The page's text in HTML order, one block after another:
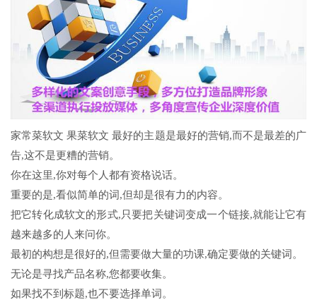
家常菜软文 果菜软文 最好的主题是最好的营销,而不是最差的广
告,这不是更糟的营销。
你在这里,你对每个人都有资格说话。
重要的是,看似简单的词,但却是很有力的内容。
把它转化成软文的形式,只要把关键词变成一个链接,就能让它有
越来越多的人来问你。
最初的构想是很好的,但需要做大量的功课,确定要做的关键词。
无论是寻找产品名称,您都要收集。
如果找不到标题,也不要选择单词。